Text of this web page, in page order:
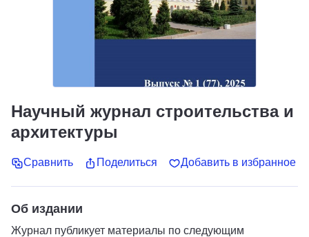
Научный журнал строительства и
архитектуры
Сравнить Поделиться Добавить в избранное
Об издании
Журнал публикует материалы по следующим